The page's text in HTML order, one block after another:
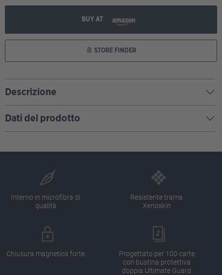
BUY AT
STORE FINDER
Descrizione
Dati del prodotto
Interno in microfibra di
qualità
Resistente trama
Xenoskin
Chiusura magnetica forte
Progettato per 100 carte
con bustina protettiva
doppia Ultimate Guard